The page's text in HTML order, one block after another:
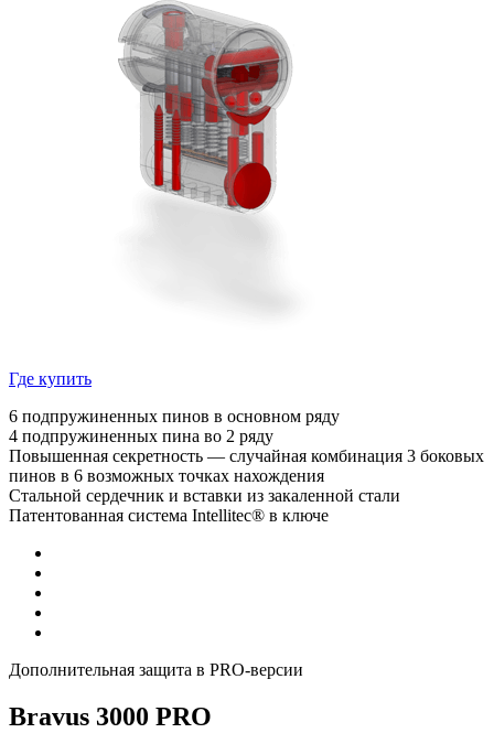
Где купить
6 подпружиненных пинов в основном ряду
4 подпружиненных пина во 2 ряду
Повышенная секретность — случайная комбинация 3 боковых
пинов в 6 возможных точках нахождения
Стальной сердечник и вставки из закаленной стали
Патентованная система Intellitec® в ключе
Дополнительная защита в PRO-версии
Bravus 3000 PRO